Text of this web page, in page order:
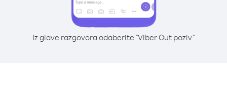
Iz glave razgovora odaberite "Viber Out poziv"